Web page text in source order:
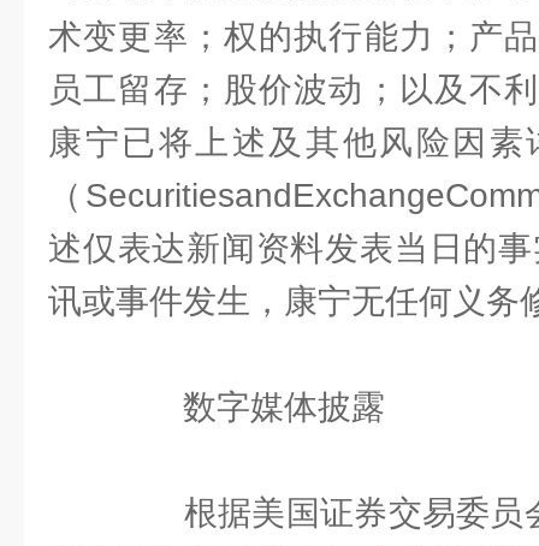
术变更率；权的执行能力；产
员工留存；股价波动；以及不
康宁已将上述及其他风险因
（
述仅表达新闻资料发表当日的
讯或事件发生，康宁无任何义务
数字媒体披露
根据美国证券交易委员